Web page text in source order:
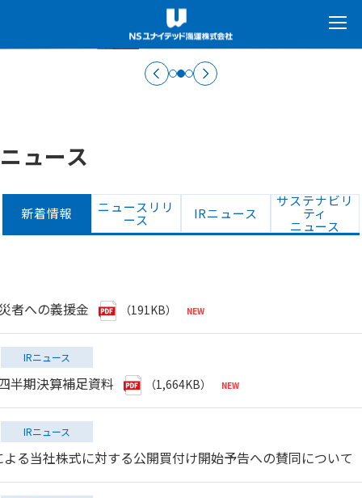
ニュース
新着情報 ニュースリリ
ース IRニュース
サステナビリ
ティ
ニュース
者への義援金 （191KB）
IRニュース
半期決算補足資料 （1,664KB）
IRニュース
る当社株式に対する公開買付け開始予告への賛同について